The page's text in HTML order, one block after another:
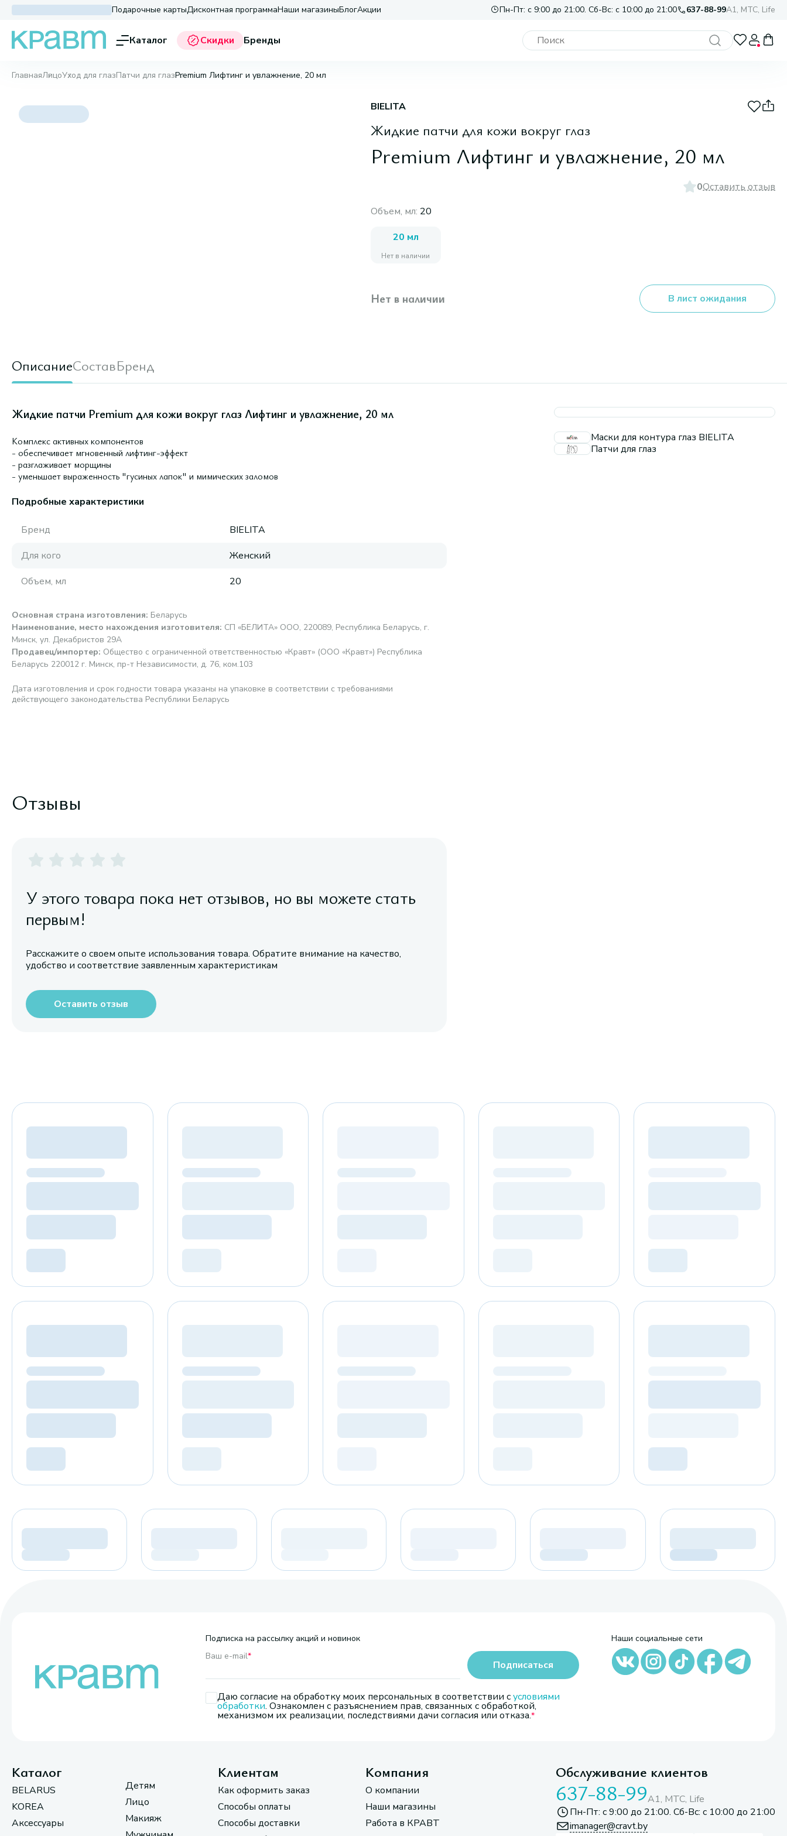
Подарочные картыДисконтная программаНаши магазиныБлогАкции Пн-Пт: с 9:00 до 21:00. Сб-Вс: с 10:00 до 21:00 637-88-99A1, МТС, Life
Каталог Скидки Бренды
ГлавнаяЛицоУход для глазПатчи для глазPremium Лифтинг и увлажнение, 20 мл
BIELITA
Жидкие патчи для кожи вокруг глаз
Premium Лифтинг и увлажнение, 20 мл
0Оставить отзыв
Объем, мл: 20
20 мл
Нет в наличии
Нет в наличии В лист ожидания
ОписаниеСоставБренд
Жидкие патчи Premium для кожи вокруг глаз Лифтинг и увлажнение, 20 мл
Комплекс активных компонентов
- обеспечивает мгновенный лифтинг-эффект
- разглаживает морщины
- уменьшает выраженность "гусиных лапок" и мимических заломов
Подробные характеристики
Бренд
BIELITA
Для кого
Женский
Объем, мл
20
Основная страна изготовления: Беларусь
Наименование, место нахождения изготовителя: СП «БЕЛИТА» ООО, 220089, Республика Беларусь, г.
Минск, ул. Декабристов 29А
Продавец/импортер: Общество с ограниченной ответственностью «Кравт» (ООО «Кравт») Республика
Беларусь 220012 г. Минск, пр-т Независимости, д. 76, ком.103
Дата изготовления и срок годности товара указаны на упаковке в соответствии с требованиями
действующего законодательства Республики Беларусь
Маски для контура глаз BIELITA
Патчи для глаз
Отзывы
У этого товара пока нет отзывов, но вы можете стать
первым!
Расскажите о своем опыте использования товара. Обратите внимание на качество,
удобство и соответствие заявленным характеристикам
Оставить отзыв
Подписка на рассылку акций и новинок
Ваш e-mail*
Даю согласие на обработку моих персональных в соответствии сусловиями
обработки. Ознакомлен с разъяснением прав, связанных с обработкой,
механизмом их реализации, последствиями дачи согласия или отказа.
Подписаться
Наши социальные сети
Каталог
BELARUS
KOREA
Аксессуары
Детям
Лицо
Макияж
Клиентам
Как оформить заказ
Способы оплаты
Способы доставки
Компания
О компании
Наши магазины
Работа в КРАВТ
Обслуживание клиентов
637-88-99A1, МТС, Life
Пн-Пт: с 9:00 до 21:00. Сб-Вс: с 10:00 до 21:00
imanager@cravt.by